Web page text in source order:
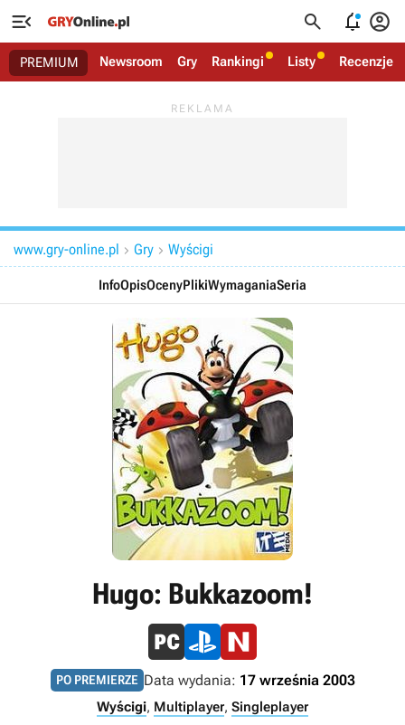
   
PREMIUM Newsroom Gry Rankingi Listy Recenzje
www.gry-online.pl  Gry  Wyścigi
InfoOpisOcenyPlikiWymaganiaSeria
Hugo: Bukkazoom!
PO PREMIERZE Data wydania: 17 września 2003
Wyścigi, Multiplayer, Singleplayer